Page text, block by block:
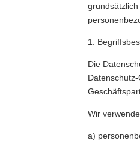
1.
Die
Wir
a)